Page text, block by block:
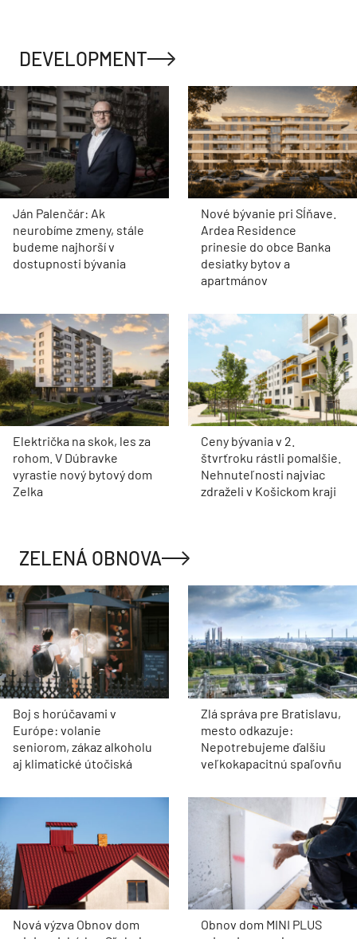
DEVELOPMENT
Ján Palenčár: Ak
neurobíme zmeny, stále
budeme najhorší v
dostupnosti bývania
Nové bývanie pri Sĺňave.
Ardea Residence
prinesie do obce Banka
desiatky bytov a
apartmánov
Električka na skok, les za
rohom. V Dúbravke
vyrastie nový bytový dom
Zelka
Ceny bývania v 2.
štvrťroku rástli pomalšie.
Nehnuteľnosti najviac
zdraželi v Košickom kraji
ZELENÁ OBNOVA
Boj s horúčavami v
Európe: volanie
seniorom, zákaz alkoholu
aj klimatické útočiská
Zlá správa pre Bratislavu,
mesto odkazuje:
Nepotrebujeme ďalšiu
veľkokapacitnú spaľovňu
Nová výzva Obnov dom
Obnov dom MINI PLUS